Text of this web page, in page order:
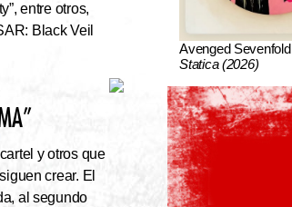
entre otros,
Black Veil
y otros que
crear. El
al segundo
Avenged Sevenfold
Statica (2026)